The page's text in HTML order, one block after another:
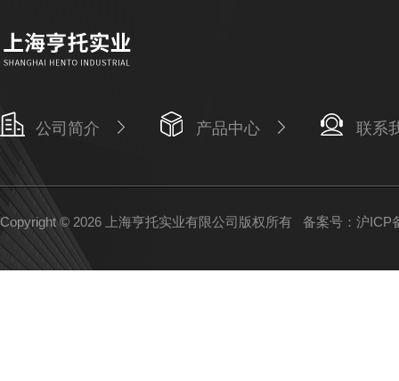
公司简介 产品中心 联系
Copyright © 2026 上海亨托实业有限公司版权所有 备案号：沪ICP